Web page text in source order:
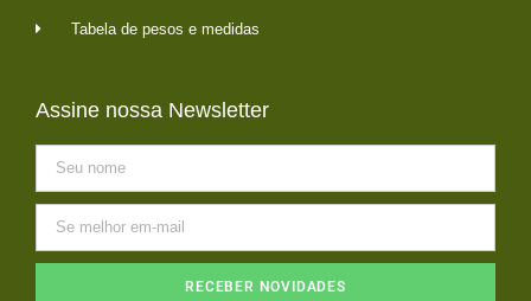
Tabela de pesos e medidas
Assine nossa Newsletter
RECEBER NOVIDADES